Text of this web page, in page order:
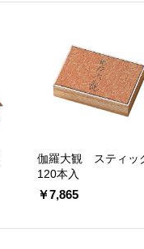
伽羅大観 スティッ
120本入
￥7,865